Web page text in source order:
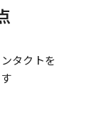
タクトを